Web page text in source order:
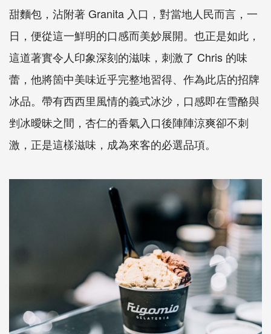
甜麵包，沾附著 Granita 入口，對當地人民而言，一
日，便從這一鮮明的口感而美妙展開。也正是如此，
這道著實令人印象深刻的滋味，刺激了 Chris 的味
蕾，他將箇中美味近乎完整地習得、作為此店的招牌
冰品。帶有西西里風情的義式冰沙，口感即在雪酪與
剉冰曖昧之間，杏仁的香氣入口後陣陣涼爽卻不刺
激，正是這樣滋味，成為來客的必選品項。